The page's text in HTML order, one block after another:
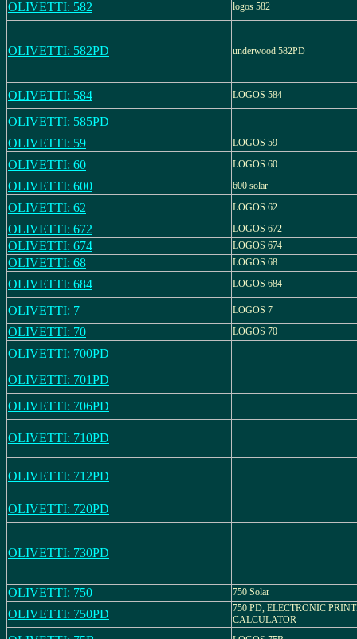
OLIVETTI: 582 logos 582
OLIVETTI: 582PD underwood 582PD
OLIVETTI: 584 LOGOS 584
OLIVETTI: 585PD
OLIVETTI: 59
LOGOS 59
OLIVETTI: 60 LOGOS 60
OLIVETTI: 600 600 solar
OLIVETTI: 62 LOGOS 62
OLIVETTI: 672 LOGOS 672
OLIVETTI: 674 LOGOS 674
OLIVETTI: 68 LOGOS 68
OLIVETTI: 684 LOGOS 684
OLIVETTI: 7 LOGOS 7
OLIVETTI: 70 LOGOS 70
OLIVETTI: 700PD
OLIVETTI: 701PD
OLIVETTI: 706PD
OLIVETTI: 710PD
OLIVETTI: 712PD
OLIVETTI: 720PD
OLIVETTI: 730PD
OLIVETTI: 750 750 Solar
OLIVETTI: 750PD
750 PD, ELECTRONIC
CALCULATOR